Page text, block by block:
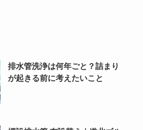
排水管洗浄は何年ごと？詰まり
が起きる前に考えたいこと